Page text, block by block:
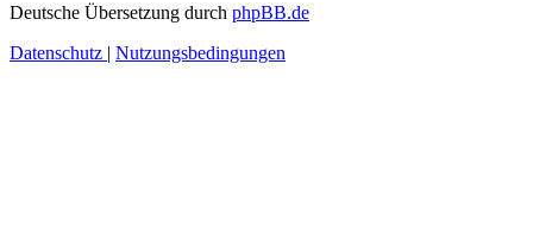
Deutsche Übersetzung durch phpBB.de
Datenschutz | Nutzungsbedingungen